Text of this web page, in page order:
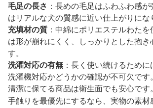
毛足の長さ ：長めの毛足はふわふわ感
はリアルな犬の質感に近い仕上がりにな
充填材の質 ：中綿にポリエステルわた
は形が崩れにくく、しっかりとした抱き
す。
洗濯対応の有無 ：長く使い続けるため
洗濯機対応かどうかの確認が不可欠です。
清潔に保てる商品は衛生面でも安心です。
手触りを最優先にするなら、実物の素